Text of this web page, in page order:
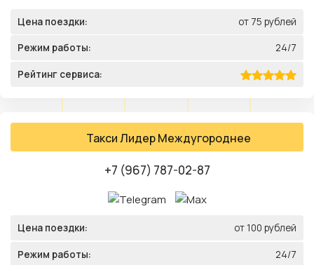
Цена поездки: от 75 рублей
Режим работы: 24/7
Рейтинг сервиса:
Такси Лидер Междугороднее
+7 (967) 787-02-87
Цена поездки: от 100 рублей
Режим работы: 24/7